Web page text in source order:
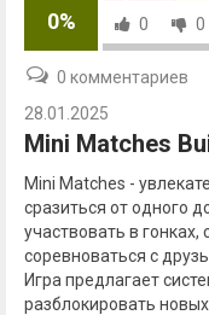
0% 0 0
0 комментариев
28.01.2025
Mini Matches
Mini Matches -
сразиться от одного
участвовать в гонках,
соревноваться с
Игра предлагает
разблокировать